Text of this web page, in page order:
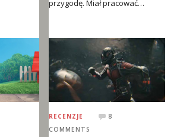
przygodę. Miał pracować…
RECENZJE
8
COMMENTS